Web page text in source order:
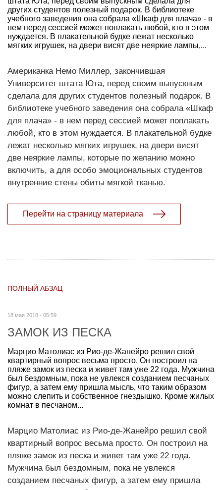
других студентов полезный подарок. В библиотеке
учебного заведения она собрала «Шкаф для плача» - в
нем перед сессией может поплакать любой, кто в этом
нуждается. В плакательной будке лежат несколько
мягких игрушек, на двери висят две неяркие лампы,...
Американка Немо Миллер, закончившая
Университет штата Юта, перед своим выпускным
сделала для других студентов полезный подарок. В
библиотеке учебного заведения она собрала «Шкаф
для плача» - в нем перед сессией может поплакать
любой, кто в этом нуждается. В плакательной будке
лежат несколько мягких игрушек, на двери висят
две неяркие лампы, которые по желанию можно
включить, а для особо эмоциональных студентов
внутренние стены обиты мягкой тканью.
Перейти на страницу материала
ПОЛНЫЙ АБЗАЦ
18 мая 2018 - 05:59
ЗАМОК ИЗ ПЕСКА
Марцио Матолиас из Рио-де-Жанейро решил свой
квартирный вопрос весьма просто. Он построил на
пляже замок из песка и живет там уже 22 года. Мужчина
был бездомным, пока не увлекся созданием песчаных
фигур, а затем ему пришла мысль, что таким образом
можно слепить и собственное гнездышко. Кроме жилых
комнат в песчаном...
Марцио Матолиас из Рио-де-Жанейро решил свой
квартирный вопрос весьма просто. Он построил на
пляже замок из песка и живет там уже 22 года.
Мужчина был бездомным, пока не увлекся
созданием песчаных фигур, а затем ему пришла